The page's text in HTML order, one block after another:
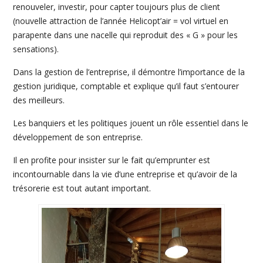
renouveler, investir, pour capter toujours plus de client
(nouvelle attraction de l’année Helicopt’air = vol virtuel en
parapente dans une nacelle qui reproduit des « G » pour les
sensations).
Dans la gestion de l’entreprise, il démontre l’importance de la
gestion juridique, comptable et explique qu’il faut s’entourer
des meilleurs.
Les banquiers et les politiques jouent un rôle essentiel dans le
développement de son entreprise.
Il en profite pour insister sur le fait qu’emprunter est
incontournable dans la vie d’une entreprise et qu’avoir de la
trésorerie est tout autant important.